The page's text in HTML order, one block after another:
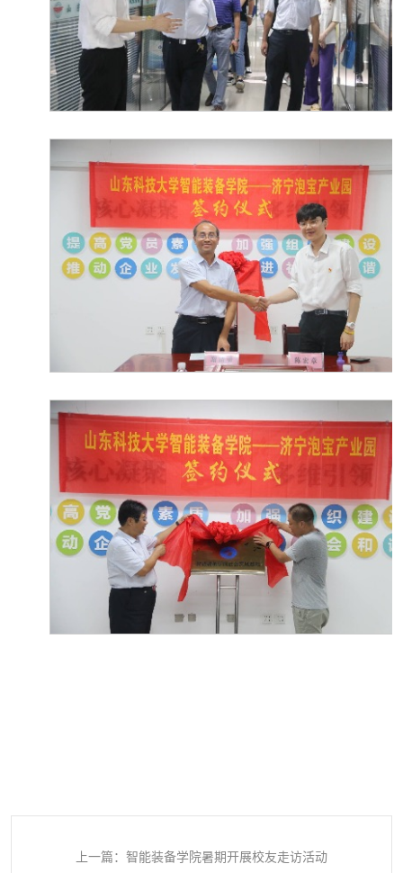
上一篇：智能装备学院暑期开展校友走访活动